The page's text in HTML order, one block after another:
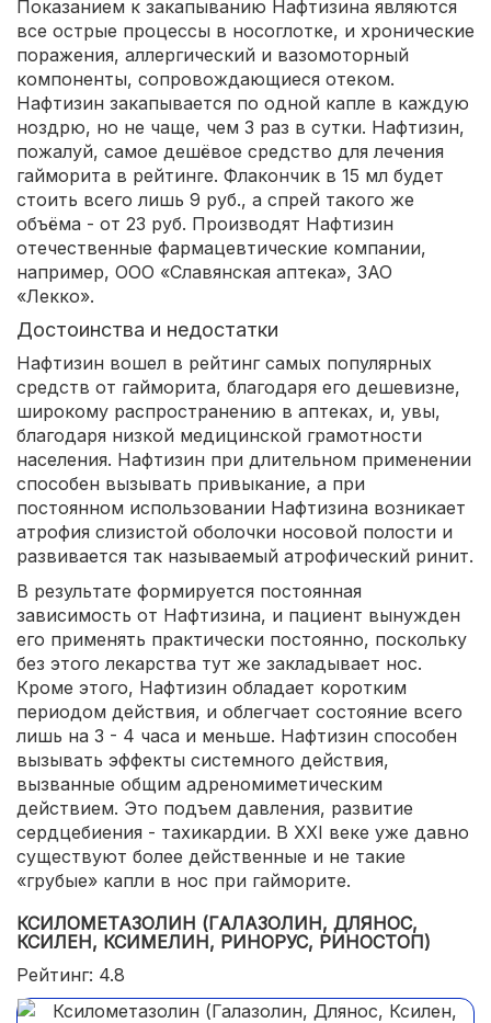
Показанием к закапыванию Нафтизина являются
все острые процессы в носоглотке, и хронические
поражения, аллергический и вазомоторный
компоненты, сопровождающиеся отеком.
Нафтизин закапывается по одной капле в каждую
ноздрю, но не чаще, чем 3 раз в сутки. Нафтизин,
пожалуй, самое дешёвое средство для лечения
гайморита в рейтинге. Флакончик в 15 мл будет
стоить всего лишь 9 руб., а спрей такого же
объёма - от 23 руб. Производят Нафтизин
отечественные фармацевтические компании,
например, ООО «Славянская аптека», ЗАО
«Лекко».
Достоинства и недостатки
Нафтизин вошел в рейтинг самых популярных
средств от гайморита, благодаря его дешевизне,
широкому распространению в аптеках, и, увы,
благодаря низкой медицинской грамотности
населения. Нафтизин при длительном применении
способен вызывать привыкание, а при
постоянном использовании Нафтизина возникает
атрофия слизистой оболочки носовой полости и
развивается так называемый атрофический ринит.
В результате формируется постоянная
зависимость от Нафтизина, и пациент вынужден
его применять практически постоянно, поскольку
без этого лекарства тут же закладывает нос.
Кроме этого, Нафтизин обладает коротким
периодом действия, и облегчает состояние всего
лишь на 3 - 4 часа и меньше. Нафтизин способен
вызывать эффекты системного действия,
вызванные общим адреномиметическим
действием. Это подъем давления, развитие
сердцебиения - тахикардии. В XXI веке уже давно
существуют более действенные и не такие
«грубые» капли в нос при гайморите.
КСИЛОМЕТАЗОЛИН (ГАЛАЗОЛИН, ДЛЯНОС,
КСИЛЕН, КСИМЕЛИН, РИНОРУС, РИНОСТОП)
Рейтинг: 4.8